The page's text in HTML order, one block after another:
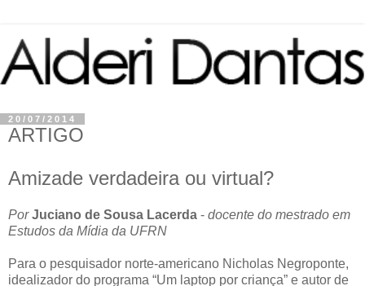
20/07/2014
ARTIGO
Amizade verdadeira ou virtual?
Por Juciano de Sousa Lacerda - docente do mestrado em
Estudos da Mídia da UFRN
Para o pesquisador norte-americano Nicholas Negroponte,
idealizador do programa “Um laptop por criança” e autor de